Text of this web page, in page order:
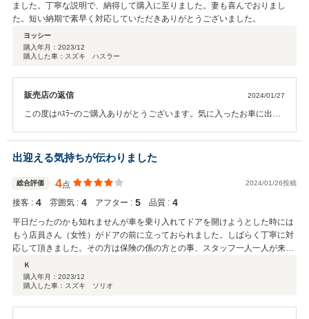
ました。丁寧な説明で、納得して購入に至りました。妻も喜んでおりまし
た。短い納期で素早く対応していただきありがとうございました。
ヨッシー
購入年月： 2023/12
購入した車：スズキ ハスラー
販売店の返信 2024/01/27
この度はﾊｽﾗｰのご購入ありがとうございます。気に入ったお車に出会
い朗報でございます。 これからも素敵はｶｰﾗｲﾌを送っていただけたら
幸いです。ﾒﾝﾃﾅﾝｽもお待ちしております！
出迎える気持ちが伝わりました
総合評価 4点 2024/01/26投稿
接客 : 4 雰囲気 : 4 アフター : 5 品質 : 4
平日だったのかも知れませんが車を乗り入れてドアを開けようとした時には
もう店員さん（女性）がドアの前に立っておられました。しばらく丁寧に対
応して頂きました。その方は保険の係の方との事、スタッフ一人一人が来ら
れた人を出迎える気持ちが伝わりました。
Ｋ
購入年月： 2023/12
購入した車：スズキ ソリオ